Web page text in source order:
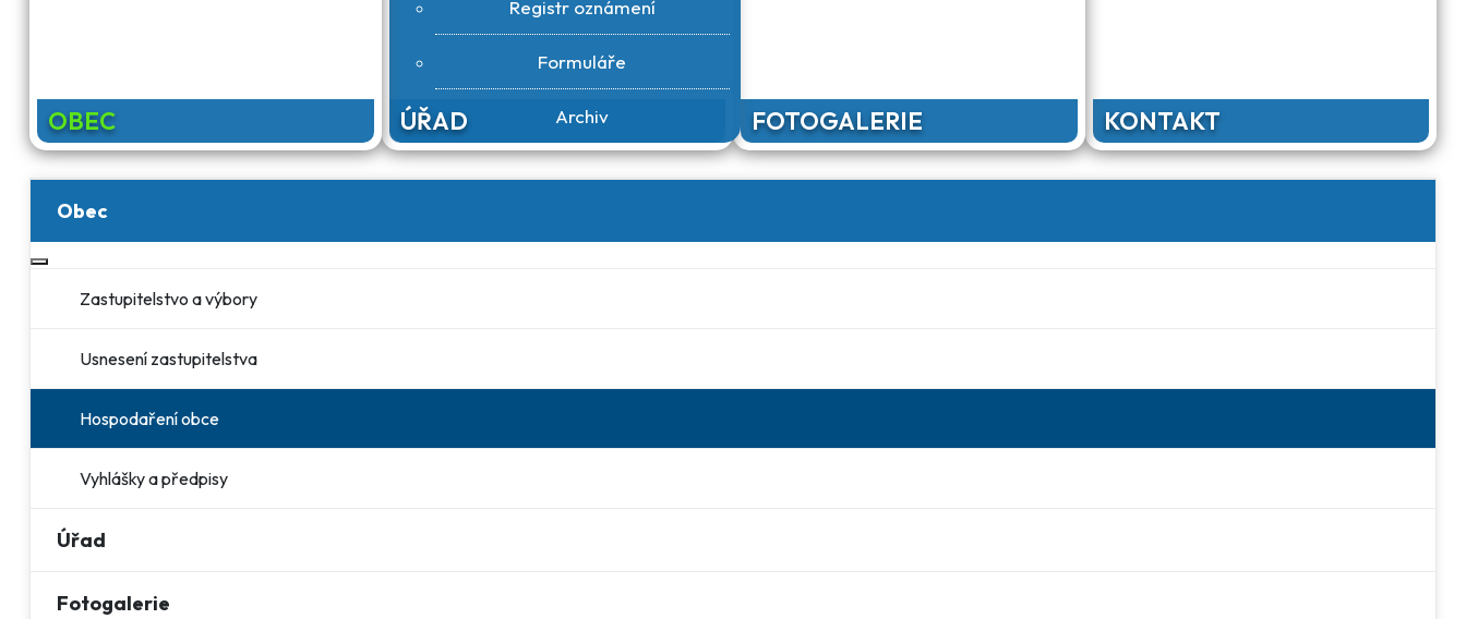
OBEC ÚŘAD
Registr oznámení
Formuláře
Archiv FOTOGALERIE KONTAKT
Obec
Zastupitelstvo a výbory
Usnesení zastupitelstva
Hospodaření obce
Vyhlášky a předpisy
Úřad
Fotogalerie